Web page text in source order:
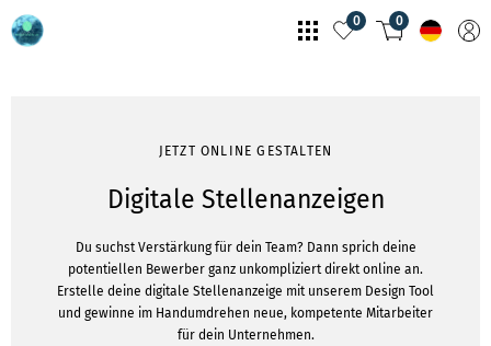
0 0
JETZT ONLINE GESTALTEN
Digitale Stellenanzeigen
Du suchst Verstärkung für dein Team? Dann sprich deine
potentiellen Bewerber ganz unkompliziert direkt online an.
Erstelle deine digitale Stellenanzeige mit unserem Design Tool
und gewinne im Handumdrehen neue, kompetente Mitarbeiter
für dein Unternehmen.